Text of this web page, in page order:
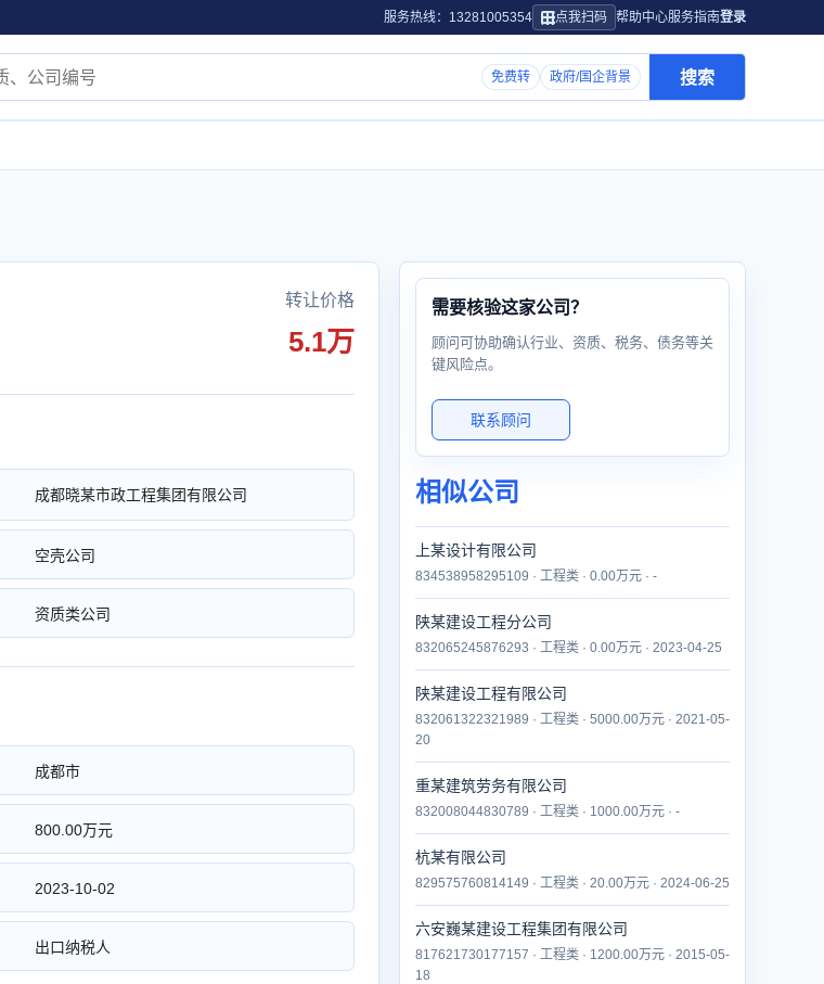
服务热线：13281005354 点我扫码 帮助中心服务指南登录
免费转 政府/国企背景 搜索
转让价格
5.1万
成都晓某市政工程集团有限公司
空壳公司
资质类公司
成都市
800.00万元
2023-10-02
出口纳税人
需要核验这家公司？
顾问可协助确认行业、资质、税务、债务等关
键风险点。
联系顾问
相似公司
上某设计有限公司
834538958295109 · 工程类 · 0.00万元 · -
陕某建设工程分公司
832065245876293 · 工程类 · 0.00万元 · 2023-04-25
陕某建设工程有限公司
832061322321989 · 工程类 · 5000.00万元 · 2021-05-
20
重某建筑劳务有限公司
832008044830789 · 工程类 · 1000.00万元 · -
杭某有限公司
829575760814149 · 工程类 · 20.00万元 · 2024-06-25
六安巍某建设工程集团有限公司
817621730177157 · 工程类 · 1200.00万元 · 2015-05-
18